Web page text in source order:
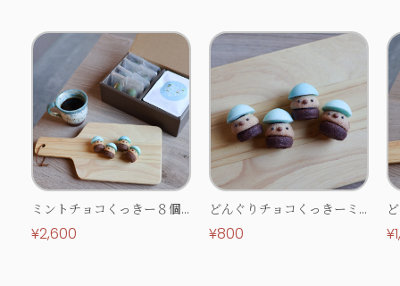
ミントチョコくっきー８個
＆デカフェセット【ホワイ
¥2,600
どんぐりチョコくっきーミ
ント 4個セット【ホワイト
¥800